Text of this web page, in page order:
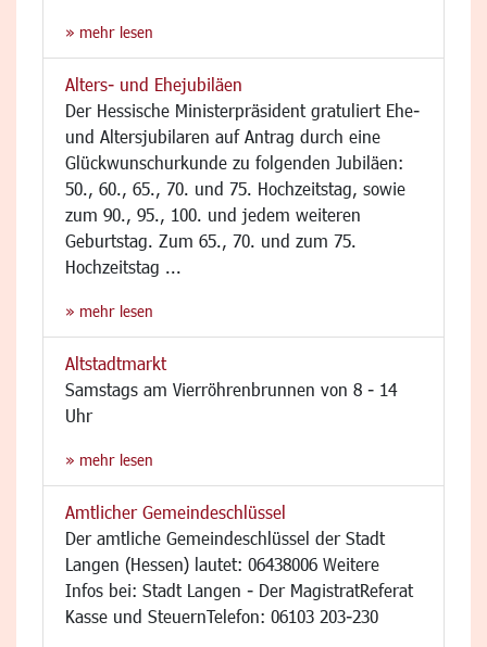
» mehr lesen
Alters- und Ehejubiläen
Der Hessische Ministerpräsident gratuliert Ehe-
und Altersjubilaren auf Antrag durch eine
Glückwunschurkunde zu folgenden Jubiläen:
50., 60., 65., 70. und 75. Hochzeitstag, sowie
zum 90., 95., 100. und jedem weiteren
Geburtstag. Zum 65., 70. und zum 75.
Hochzeitstag ...
» mehr lesen
Altstadtmarkt
Samstags am Vierröhrenbrunnen von 8 - 14
Uhr
» mehr lesen
Amtlicher Gemeindeschlüssel
Der amtliche Gemeindeschlüssel der Stadt
Langen (Hessen) lautet: 06438006 Weitere
Infos bei: Stadt Langen - Der MagistratReferat
Kasse und SteuernTelefon: 06103 203-230